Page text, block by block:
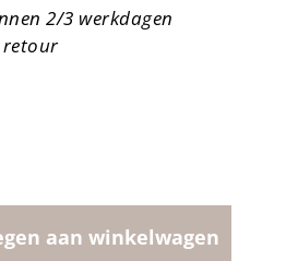
2/3 werkdagen
retour
aan winkelwagen